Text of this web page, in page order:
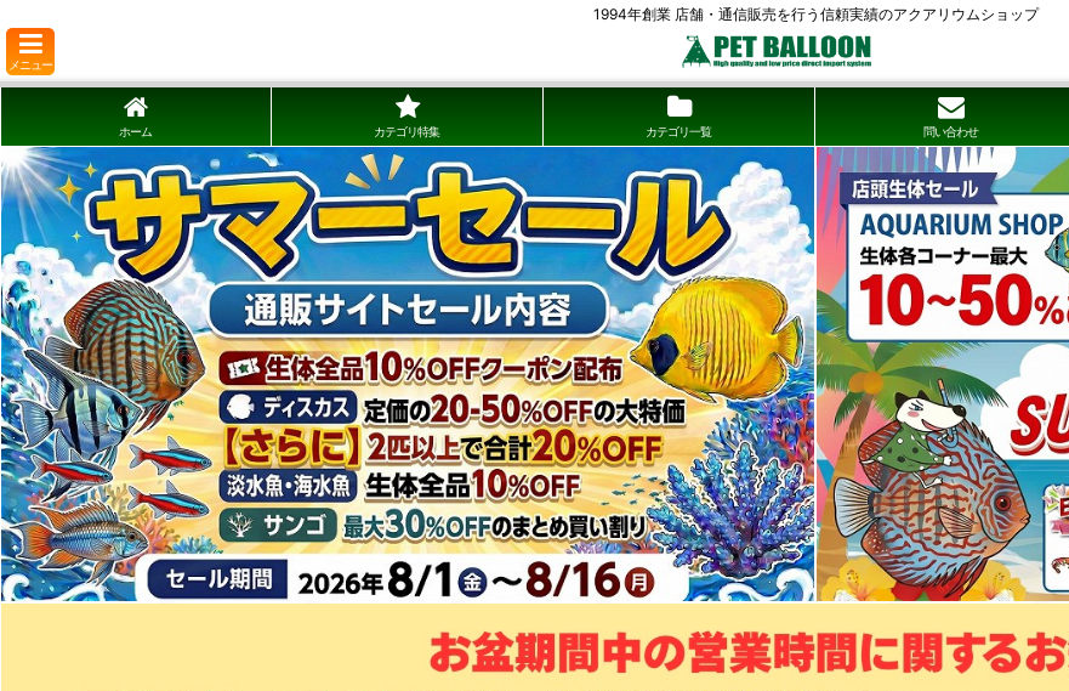
1994年創業 店舗・通信販売を行う信頼実績のアクアリウムショップ
メニュー
ホーム カテゴリ特集 カテゴリ一覧 問い合わせ